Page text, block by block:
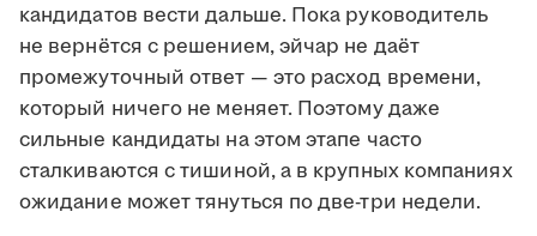
кандидатов вести дальше. Пока руководитель
не вернётся с решением, эйчар не даёт
промежуточный ответ — это расход времени,
который ничего не меняет. Поэтому даже
сильные кандидаты на этом этапе часто
сталкиваются с тишиной, а в крупных компаниях
ожидание может тянуться по две-три недели.